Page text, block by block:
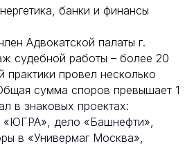
банки и финансы
Адвокатской палаты г.
судебной работы – более 20
практики провел несколько
сумма споров превышает 1
в знаковых проектах:
«ЮГРА», дело «Башнефти»,
в «Универмаг Москва»,